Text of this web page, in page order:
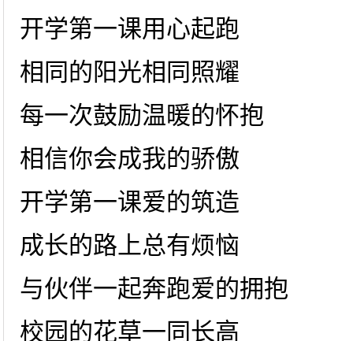
开学第一课用心起跑
相同的阳光相同照耀
每一次鼓励温暖的怀抱
相信你会成我的骄傲
开学第一课爱的筑造
成长的路上总有烦恼
与伙伴一起奔跑爱的拥抱
校园的花草一同长高